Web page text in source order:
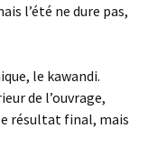
l’été ne dure pas,
le kawandi.
de l’ouvrage,
résultat final, mais